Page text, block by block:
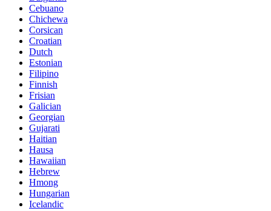
Cebuano
Chichewa
Corsican
Croatian
Dutch
Estonian
Filipino
Finnish
Frisian
Galician
Georgian
Gujarati
Haitian
Hausa
Hawaiian
Hebrew
Hmong
Hungarian
Icelandic